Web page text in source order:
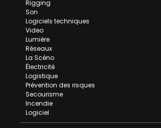
Rigging
Son
Logiciels techniques
Video
Lumière
Réseaux
La Scéno
Électricité
Logistique
Prévention des risques
Secourisme
Incendie
Logiciel